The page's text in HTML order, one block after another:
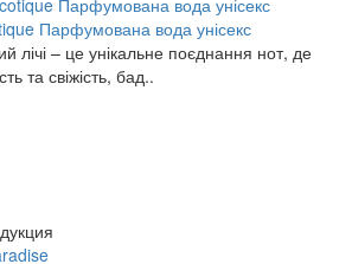
Парфумована вода унісекс
лічі – це унікальне поєднання нот, де
та свіжість, бад..